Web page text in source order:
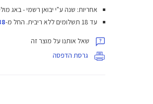
אחריות: שנה ע"י יבואן רשמי - באג
עד 18 תשלומים ללא ריבית.
החל מ-₪
שאל אותנו על מוצר זה
גרסת הדפסה